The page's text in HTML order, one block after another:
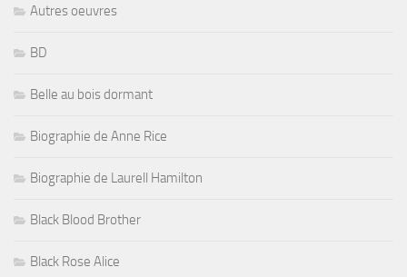
Autres oeuvres
BD
Belle au bois dormant
Biographie de Anne Rice
Biographie de Laurell Hamilton
Black Blood Brother
Black Rose Alice